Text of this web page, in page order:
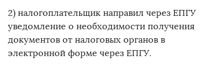
2) налогоплательщик направил через ЕПГУ
уведомление о необходимости получения
документов от налоговых органов в
электронной форме через ЕПГУ.